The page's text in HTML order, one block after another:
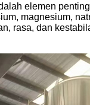
elemen
magnesium,
rasa, dan